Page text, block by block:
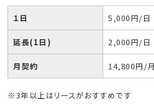
１日 5,000円/日
延長(1日) 2,000円/日
月契約 14,800円/月
※3年以上はリースがおすすめです